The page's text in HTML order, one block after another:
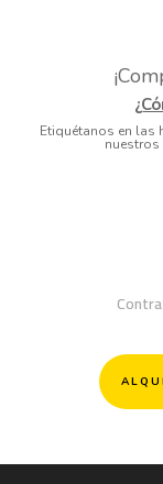
Etiquétanos en las
nuestros